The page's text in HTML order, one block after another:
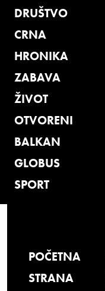
DRUŠTVO
CRNA
HRONIKA
ZABAVA
ŽIVOT
OTVORENI
BALKAN
GLOBUS
SPORT
POČETNA
STRANA